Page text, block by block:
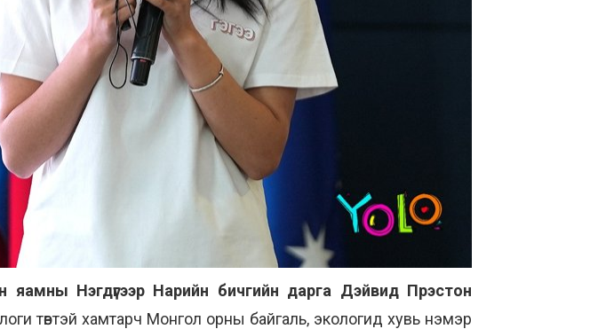
Нэгдүгээр Нарийн бичгийн дарга Дэйвид Прэстон
төвтэй хамтарч Монгол орны байгаль, экологид хувь нэмэр